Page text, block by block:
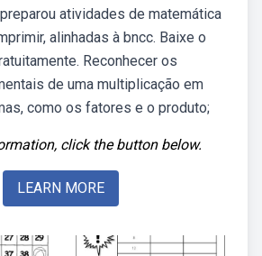
atividades de matemática
alinhadas à bncc. Baixe o
Reconhecer os
de uma multiplicação em
como os fatores e o produto;
click the button below.
LEARN MORE